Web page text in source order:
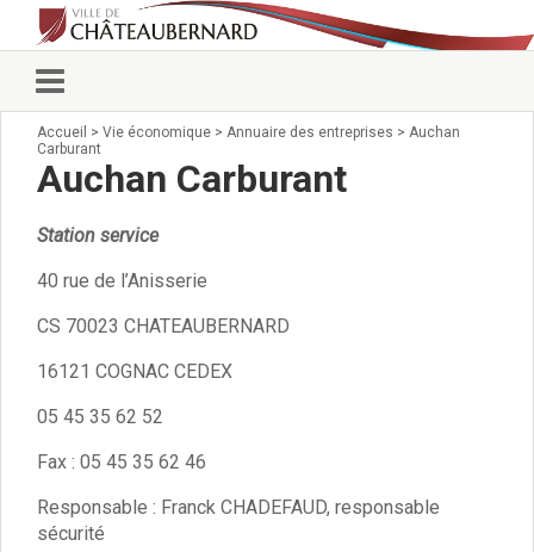
Vie municipale
Élus
Conseillers municipaux
Commissions 2026
Arrêtés du Maire
Organigramme
Pour venir nous voir
administratives
Services Techniques
Affaires Scolaires
Accueil > Vie économique > Annuaire des entreprises > Auchan
Carburant
Auchan Carburant
Station service
40 rue de l’Anisserie
CS 70023 CHATEAUBERNARD
16121 COGNAC CEDEX
05 45 35 62 52
Fax : 05 45 35 62 46
Responsable : Franck CHADEFAUD, responsable
sécurité